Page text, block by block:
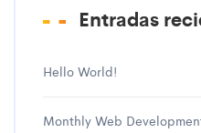
Entradas
Hello World!
Monthly Web